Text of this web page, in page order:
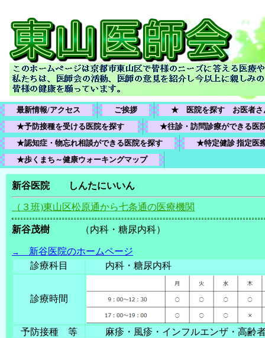
最新情報/アクセス ご挨拶
★　医院を探す　お医者
★予防接種を受ける医院を探す
★往診・訪問診療ができる医
★認知症・物忘れ相談ができる医院を探す
★特定健診 指定医
★歩くまち～健康ウォーキングマップ
新谷医院 しんたにいいん
（３班)東山区松原通から七条通の医療機関
新谷茂樹 （内科・糖尿内科）
→ 新谷医院のホームページ
診療科目
内科・糖尿内科
診療時間
予防接種 等
麻疹・風疹・インフルエンザ・高